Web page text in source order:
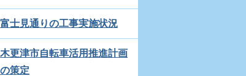
富士見通りの工事実施状況
木更津市自転車活用推進計画
の策定